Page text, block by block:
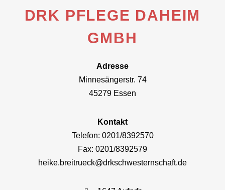
DRK PFLEGE DAHEIM
GMBH
Adresse
Minnesängerstr. 74
45279 Essen
Kontakt
Telefon: 0201/8392570
Fax: 0201/8392579
heike.breitrueck@drkschwesternschaft.de